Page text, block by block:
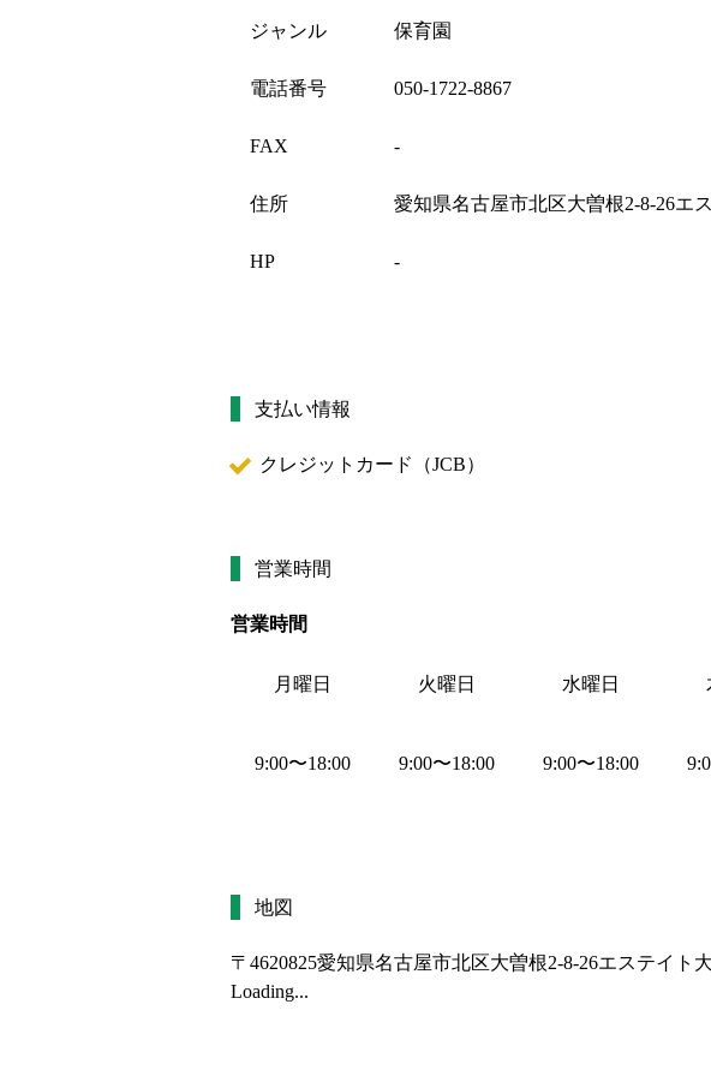
ジャンル 保育園
電話番号 050-1722-8867
FAX -
住所 愛知県名古屋市北区大曽根2-8-26エ
HP -
支払い情報
クレジットカード（JCB）
営業時間
営業時間
月曜日 火曜日 水曜日
9:00〜18:00 9:00〜18:00 9:00〜18:00
地図
〒4620825愛知県名古屋市北区大曽根2-8-26エステイト
Loading...